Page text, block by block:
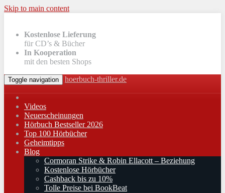
Skip to main content
Kostenlose Lieferung
für CD’s & Bücher
In Kooperation
mit den besten Shops
Toggle navigation hoerbuch-thriller.de
Videos
Neuerscheinungen
Hörbuch Bestseller 2026
Top 100 Hörbücher
Geheimtipps
Blog
Cormoran Strike & Robin Ellacott – Beziehung
Kostenlose Hörbücher
Cashback bis zu 10%
Tolle Preise bei BookBeat